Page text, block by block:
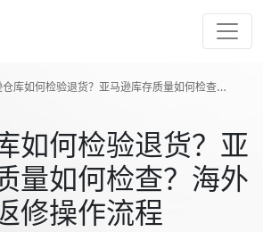
如何检验退货？亚马逊库存质量如何检查？海外货物退运返修操作流程
如何检验退货？亚
量如何检查？海外
修操作流程